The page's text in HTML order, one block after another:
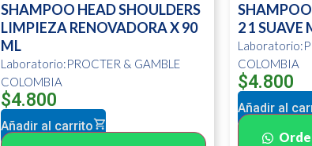
SHAMPOO HEAD SHOULDERS
LIMPIEZA RENOVADORA X 90
ML
Laboratorio:PROCTER & GAMBLE
COLOMBIA
$4.800
Añadir al carrito
SHAMPOO
2 1 SUAVE
COLOMBIA
$4.800
Añadir al